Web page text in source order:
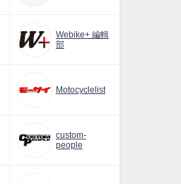
Webike+ 編輯
部
Motocyclelist
custom-
people